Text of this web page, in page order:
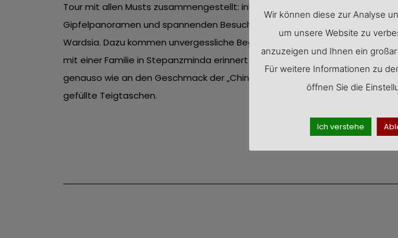
Tour mit allen Musts zusammengestellt: inklusive Wanderungen vor
Gipfelpanoramen und spannenden Besuchen in den Höhlenstädten
Wardsia. Dazu kommen unvergessliche Begegnungen: An das gemeinsame
mit einer Familie in Stepanzminda erinnert man sich noch nach vielen
genauso wie an den Geschmack der „Chinkali“ – superleckere mit Fleisch
gefüllte Teigtaschen. Text 2.459 Z. inkl. Leerz.
Wir können diese zur Analyse
um unsere Website zu
anzuzeigen und Ihnen ein
Für weitere Informationen zu
öffnen Sie die
Ich verstehe